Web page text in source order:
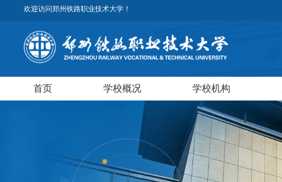
欢迎访问郑州铁路职业技术大学！
首页 学校概况 学校机构